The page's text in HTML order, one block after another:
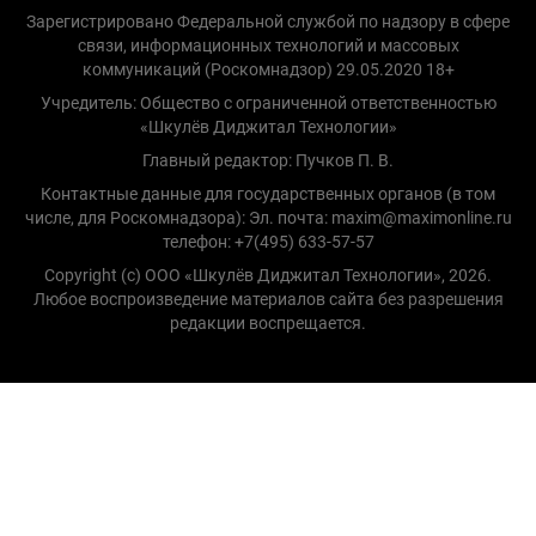
Зарегистрировано Федеральной службой по надзору в сфере
связи, информационных технологий и массовых
коммуникаций (Роскомнадзор) 29.05.2020 18+
Учредитель: Общество с ограниченной ответственностью
«Шкулёв Диджитал Технологии»
Главный редактор: Пучков П. В.
Контактные данные для государственных органов (в том
числе, для Роскомнадзора): Эл. почта: maxim@maximonline.ru
телефон: +7(495) 633-57-57
Copyright (с) ООО «Шкулёв Диджитал Технологии», 2026.
Любое воспроизведение материалов сайта без разрешения
редакции воспрещается.